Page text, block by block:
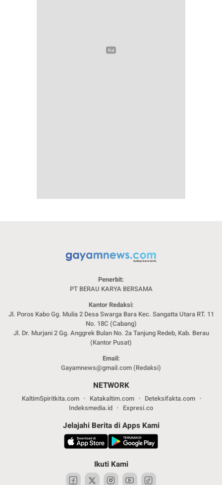
Penerbit:
PT BERAU KARYA BERSAMA
Kantor Redaksi:
Jl. Poros Kabo Gg. Mulia 2 Desa Swarga Bara Kec. Sangatta Utara RT. 11
No. 18C (Cabang)
Jl. Dr. Murjani 2 Gg. Anggrek Bulan No. 2a Tanjung Redeb, Kab. Berau
(Kantor Pusat)
Email:
Gayamnews@gmail.com (Redaksi)
NETWORK
KaltimSpiritkita.com Katakaltim.com
Deteksifakta.com
Indeksmedia.id
Expresi.co
Jelajahi Berita di Apps Kami
Ikuti Kami